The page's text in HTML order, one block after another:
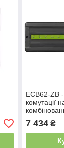
ECB62-ZB
комутації
ZigBee + 2
7 434₴